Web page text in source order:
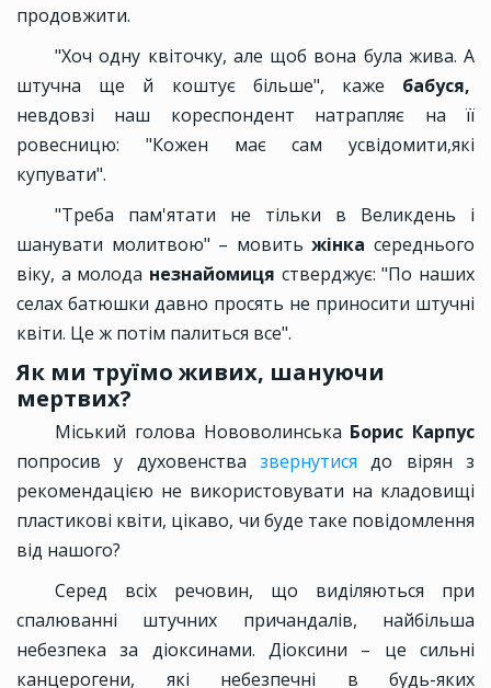
продовжити.
"Хоч одну квіточку, але щоб вона була жива. А
штучна ще й коштує більше", каже бабуся,
невдовзі наш кореспондент натрапляє на її
ровесницю: "Кожен має сам усвідомити,які
купувати".
"Треба пам'ятати не тільки в Великдень і
шанувати молитвою" – мовитьжінкасереднього
віку, а молода незнайомиця стверджує: "По наших
селах батюшки давно просять не приносити штучні
квіти. Це ж потім палиться все".
Як ми труїмо живих, шануючи
мертвих?
Міський голова Нововолинська Борис Карпус
попросив у духовенства звернутися до вірян з
рекомендацією не використовувати на кладовищі
пластикові квіти, цікаво, чи буде таке повідомлення
від нашого?
Серед всіх речовин, що виділяються при
спалюванні штучних причандалів, найбільша
небезпека за діоксинами. Діоксини – це сильні
канцерогени, які небезпечні в будь-яких